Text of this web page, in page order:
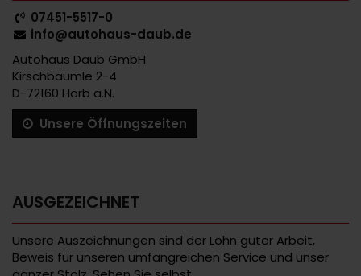
07451-5517-0
info@autohaus-daub.de
Autohaus Daub GmbH
Kirschbäumle 2-4
D-72160 Horb a.N.
Unsere Öffnungszeiten
AUSGEZEICHNET
Unsere Auszeichnungen sind der Lohn guter Arbeit,
Beweis für unseren umfangreichen Service und unser